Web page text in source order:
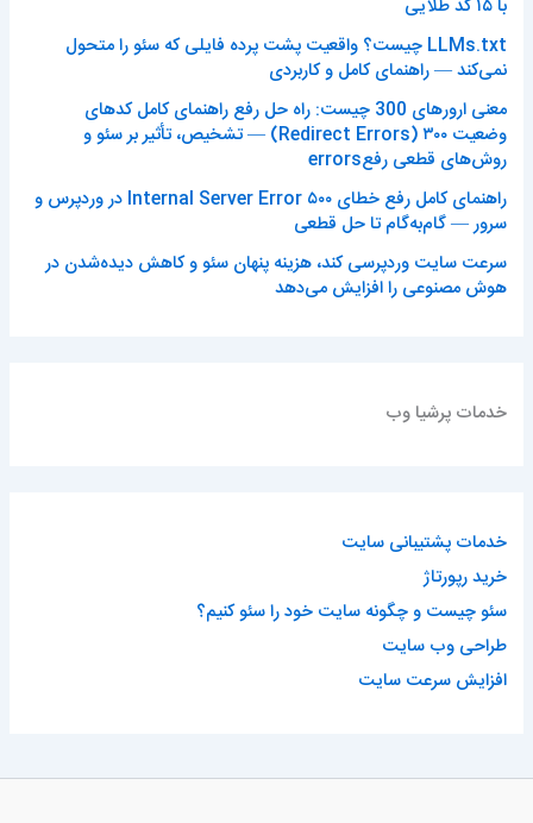
با ۱۵ کد طلایی
LLMs.txt چیست؟ واقعیت پشت پرده فایلی که سئو را متحول
نمی‌کند — راهنمای کامل و کاربردی
معنی ارورهای 300 چیست: راه حل رفع راهنمای کامل کدهای
وضعیت ۳۰۰ (Redirect Errors) — تشخیص، تأثیر بر سئو و
روش‌های قطعی رفعerrors
راهنمای کامل رفع خطای ۵۰۰ Internal Server Error در وردپرس و
سرور — گام‌به‌گام تا حل قطعی
سرعت سایت وردپرسی کند، هزینه پنهان سئو و کاهش دیده‌شدن در
هوش مصنوعی را افزایش می‌دهد
خدمات پرشیا وب
خدمات پشتیبانی سایت
خرید رپورتاژ
سئو چیست و چگونه سایت خود را سئو کنیم؟
طراحی وب سایت
افزایش سرعت سایت